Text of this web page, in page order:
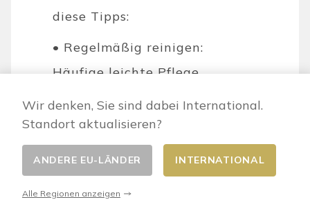
diese Tipps:
• Regelmäßig reinigen:
Häufige leichte Pflege
verhindert aufwendige
Grundreinigungen.
• Oberflächen schützen:
Decken Sie Gartenmöbel im
Winter mit Planen oder
Wir denken, Sie sind dabei International.
Standort aktualisieren?
ANDERE EU-LÄNDER INTERNATIONAL
Alle Regionen anzeigen